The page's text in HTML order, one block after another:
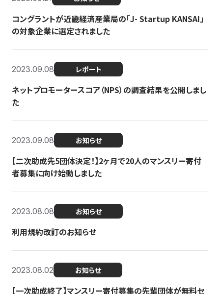
コングラントが近畿経済産業局の「J- Startup KANSAI」
の対象企業に選定されました
2023.09.08 レポート
ネットプロモータースコア（NPS）の調査結果を公開しまし
た
2023.09.08 お知らせ
【二次助成先5団体決定！】2ヶ月で20人のマンスリー寄付
者募集に向け始動しました
2023.08.08 お知らせ
利用規約改訂のお知らせ
2023.08.02 お知らせ
【一次助成終了】マンスリー寄付募集の先輩団体が無料セ